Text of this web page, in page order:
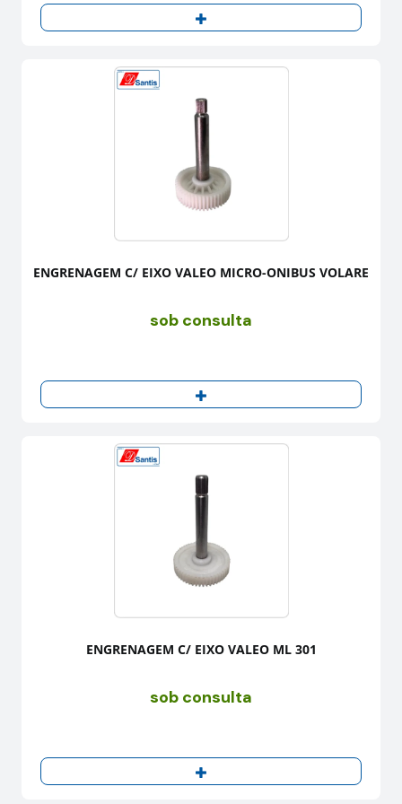
ENGRENAGEM C/ EIXO VALEO MICRO-ONIBUS VOLARE
sob consulta
ENGRENAGEM C/ EIXO VALEO ML 301
sob consulta